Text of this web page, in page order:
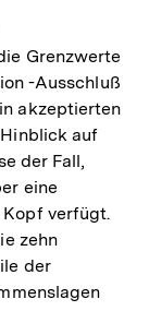
Grenzwerte
-Ausschluß
akzeptierten
auf
der Fall,
eine
verfügt.
zehn
der